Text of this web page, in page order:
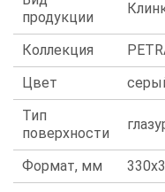
продукции
Коллекция
Цвет
Тип
поверхности
Формат, мм